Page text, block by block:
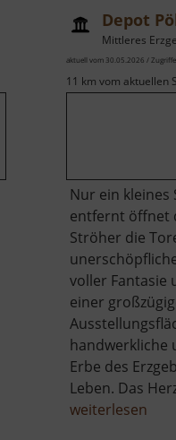
Depot
Mittleres
aktuell vom 30.05.2026 /
11 km vom aktuellen
Nur ein kleines
entfernt öffnet
Ströher die
voller Fantasie
einer
handwerkliche
Erbe des
Leben. Das
weiterlesen